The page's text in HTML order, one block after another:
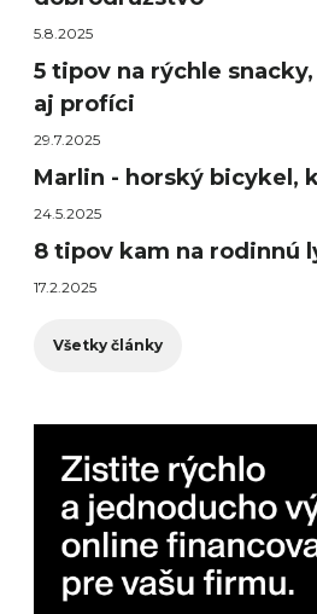
5.8.2025
5 tipov na rýchle
aj profíci
29.7.2025
Marlin - horský bicykel,
24.5.2025
8 tipov kam na rodinnú
17.2.2025
Všetky články